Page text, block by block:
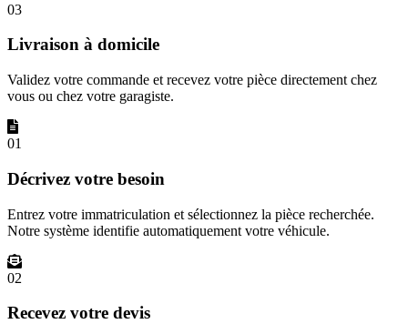
03
Livraison à domicile
Validez votre commande et recevez votre pièce directement chez
vous ou chez votre garagiste.
01
Décrivez votre besoin
Entrez votre immatriculation et sélectionnez la pièce recherchée.
Notre système identifie automatiquement votre véhicule.
02
Recevez votre devis